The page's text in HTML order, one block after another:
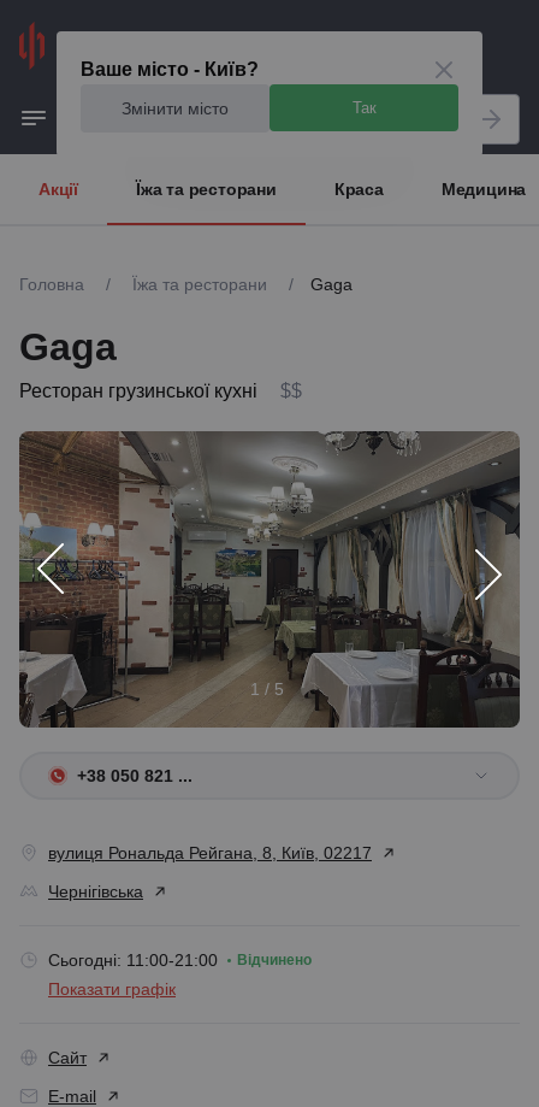
Ваше місто - Київ?
Змінити місто Так
Акції Їжа та ресторани Краса Медицина
Головна / Їжа та ресторани / Gaga
Gaga
Ресторан грузинської кухні $$
1 / 5
+38 050 821 ...
вулиця Рональда Рейгана, 8, Київ, 02217
Чернігівська
Сьогодні: 11:00-21:00 Відчинено
Показати графік
Сайт
E-mail